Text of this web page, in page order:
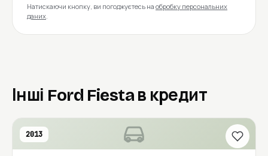
Натискаючи кнопку, ви погоджуєтесь на обробку персональних
даних.
Інші Ford Fiesta в кредит
2013